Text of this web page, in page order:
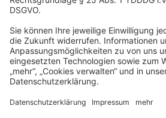
Wir sind Teil der REWE Group und ihrer
DERTOUR Group. Damit gehören wir
touristischen Unternehmensgruppen in
© 2026A-ROSA Hotels
Presse
Datenschutz